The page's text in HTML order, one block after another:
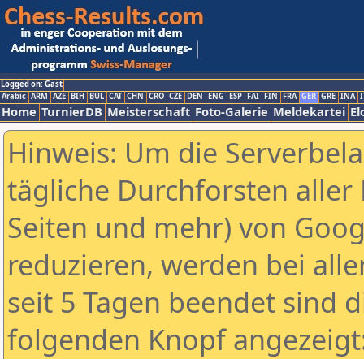
Logged on: Gast
Arabic ARM AZE BIH BUL CAT CHN CRO CZE DEN ENG ESP FAI FIN FRA GER GRE INA
Home TurnierDB Meisterschaft Foto-Galerie Meldekartei
Hinweis: Um die
tägliche Durchforsten aller
Seiten und mehr) von
reduzieren, werden bei
seit 5 Tagen beendet sind
folgenden Knopf